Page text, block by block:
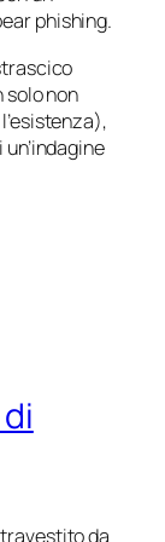
phishing.
solo non
da